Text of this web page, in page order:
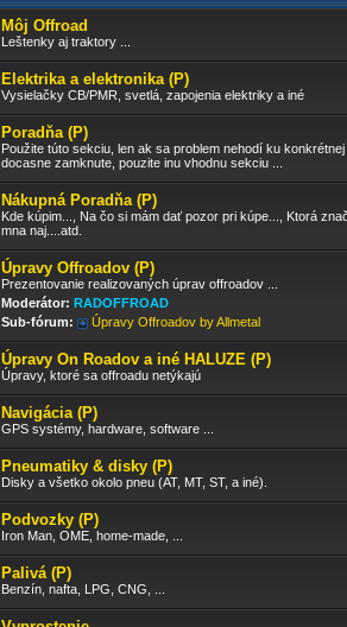
Môj Offroad
Leštenky aj traktory ...
Elektrika a elektronika (P)
Vysielačky CB/PMR, svetlá, zapojenia elektriky a iné
Poradňa (P)
Použite túto sekciu, len ak sa problem nehodí ku
docasne zamknute, pouzite inu vhodnu sekciu ...
Nákupná Poradňa (P)
Kde kúpim..., Na čo si mám dať pozor pri kúpe..., Ktorá
mna naj....atd.
Úpravy Offroadov (P)
Prezentovanie realizovaných úprav offroadov ...
Moderátor: RADOFFROAD
Sub-fórum:
Úpravy Offroadov by Allmetal
Úpravy On Roadov a iné HALUZE (P)
Úpravy, ktoré sa offroadu netýkajú
Navigácia (P)
GPS systémy, hardware, software ...
Pneumatiky & disky (P)
Disky a všetko okolo pneu (AT, MT, ST, a iné).
Podvozky (P)
Iron Man, OME, home-made, ...
Palivá (P)
Benzín, nafta, LPG, CNG, ...